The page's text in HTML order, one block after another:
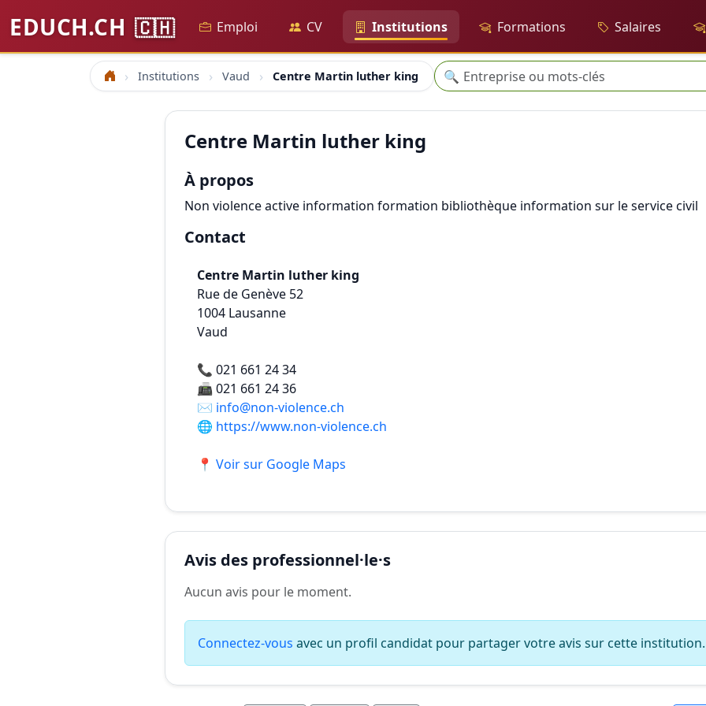
EDUCH.CH 🇨🇭 Emploi CV Institutions Formations Salaires
Accueil Institutions Vaud Centre Martin luther king Recherche
🔍
Centre Martin luther king
À propos
Non violence active information formation bibliothèque information sur le service civil
Contact
Centre Martin luther king
Rue de Genève 52
1004 Lausanne
Vaud
📞 021 661 24 34
📠021 661 24 36
✉️ info@non-violence.ch
🌐 https://www.non-violence.ch
📍 Voir sur Google Maps
Avis des professionnel·le·s
Aucun avis pour le moment.
Connectez-vous avec un profil candidat pour partager votre avis sur cette institution.